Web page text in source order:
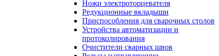
Ножи электроторцевателя
Редукционные вкладыши
Приспособления для сварочных столов
Устройства автоматизации и
протоколирования
Очистители сварных швов